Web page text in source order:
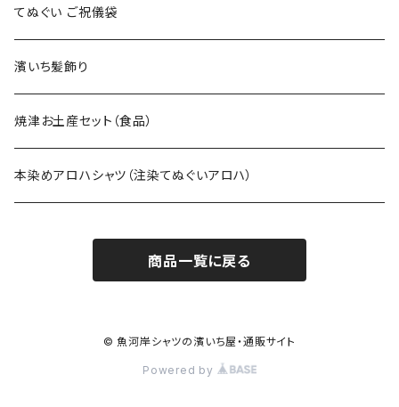
てぬぐい ご祝儀袋
濱いち髪飾り
焼津お土産セット（食品）
本染めアロハシャツ（注染てぬぐいアロハ）
商品一覧に戻る
© 魚河岸シャツの濱いち屋・通販サイト
Powered by